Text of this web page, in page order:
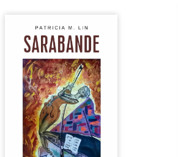
Aux chants crépitants de l’été,
Sous le silence ouaté de la
neige en hiver, Au cours de
nuits pâles, Dans la clarté
bienveillante de la lune, Rêves,
pensées, révoltes et espoirs…
Des mots s’assemblent, colorés,
rebelles aux règles de la
poésie, mais chantant en
rythme. Ils forment une
sarabande, passionnée souvent,